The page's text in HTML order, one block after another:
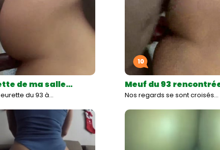
de ma salle…
du 93 à…
10
Meuf du 93
Nos regards se sont croisés…